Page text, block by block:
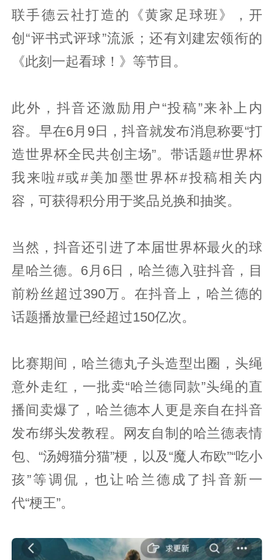
联手德云社打造的《黄家足球班》，开
创“评书式评球”流派；还有刘建宏领衔的
《此刻一起看球！》等节目。
此外，抖音还激励用户“投稿”来补上内
容。早在6月9日，抖音就发布消息称要“打
造世界杯全民共创主场”。带话题#世界杯
我来啦#或#美加墨世界杯#投稿相关内
容，可获得积分用于奖品兑换和抽奖。
当然，抖音还引进了本届世界杯最火的球
星哈兰德。6月6日，哈兰德入驻抖音，目
前粉丝超过390万。在抖音上，哈兰德的
话题播放量已经超过150亿次。
比赛期间，哈兰德丸子头造型出圈，头绳
意外走红，一批卖“哈兰德同款”头绳的直
播间卖爆了，哈兰德本人更是亲自在抖音
发布绑头发教程。网友自制的哈兰德表情
包、“汤姆猫分猫”梗，以及“魔人布欧”“吃小
孩”等调侃，也让哈兰德成了抖音新一
代“梗王”。